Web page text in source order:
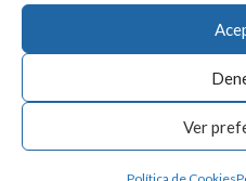
Ver
E-mail:info@laka.eus